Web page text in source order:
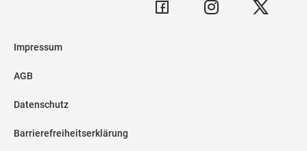
Impressum
AGB
Datenschutz
Barrierefreiheitserklärung